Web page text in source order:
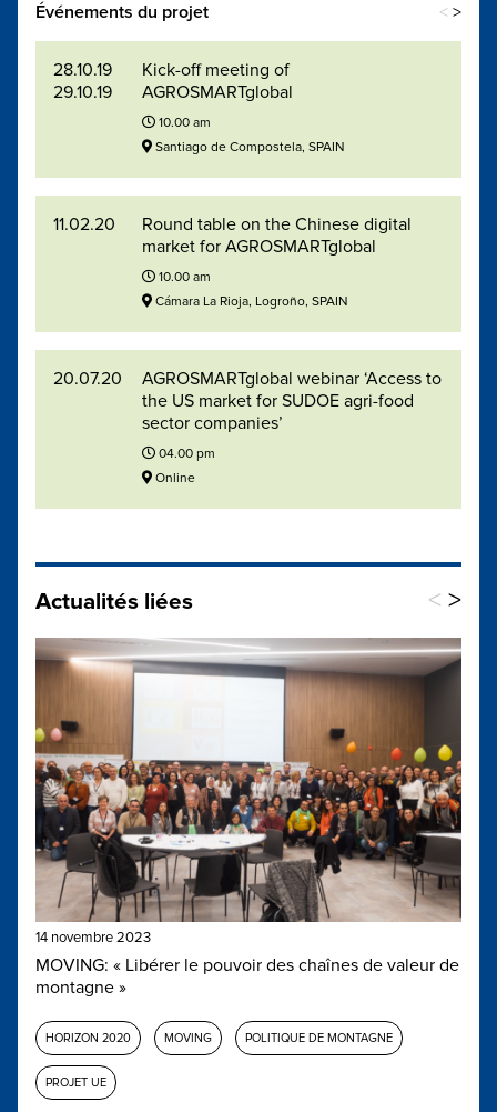
Événements du projet < >
28.10.19
29.10.19
Kick-off meeting of
AGROSMARTglobal
10.00 am
Santiago de Compostela, SPAIN
11.02.20
Round table on the Chinese digital
market for AGROSMARTglobal
10.00 am
Cámara La Rioja, Logroño, SPAIN
20.07.20
AGROSMARTglobal webinar ‘Access to
the US market for SUDOE agri-food
sector companies’
04.00 pm
Online
Actualités liées < >
14 novembre 2023
MOVING: « Libérer le pouvoir des chaînes de valeur de
montagne »
HORIZON 2020 MOVING POLITIQUE DE MONTAGNE
PROJET UE